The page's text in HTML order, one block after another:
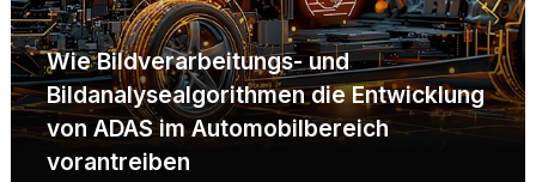
Wie Bildverarbeitungs- und
Bildanalysealgorithmen die Entwicklung
von ADAS im Automobilbereich
vorantreiben